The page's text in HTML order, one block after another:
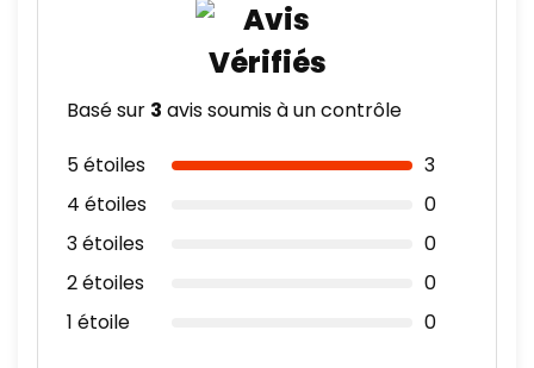
Basé sur 3 avis soumis à un contrôle
5 étoiles
3
4 étoiles
0
3 étoiles
0
2 étoiles
0
1 étoile
0